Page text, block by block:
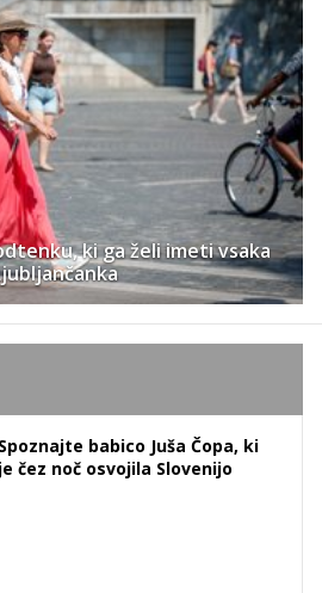
ki ga želi imeti vsaka
Spoznajte babico Juša Čopa, ki
je čez noč osvojila Slovenijo